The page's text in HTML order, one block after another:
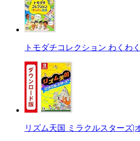
トモダチコレクション わくわ
リズム天国 ミラクルスターズ|